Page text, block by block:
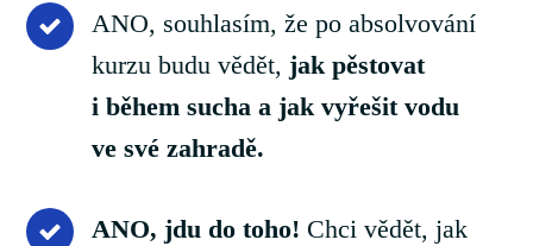
ANO, souhlasím, že po absolvování
kurzu budu vědět, jak pěstovat
i během sucha a jak vyřešit vodu
ve své zahradě.
ANO, jdu do toho! Chci vědět, jak